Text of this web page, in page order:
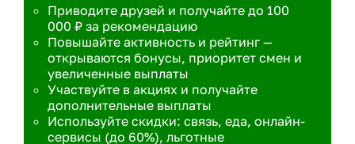
Приводите друзей и получайте до 100
000 ₽ за рекомендацию
Повышайте активность и рейтинг —
открываются бонусы, приоритет смен и
увеличенные выплаты
Участвуйте в акциях и получайте
дополнительные выплаты
Используйте скидки: связь, еда, онлайн-
сервисы (до 60%), льготные